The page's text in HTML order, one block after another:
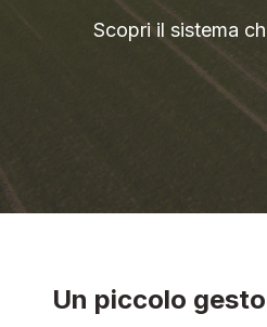
Scopri il sistema
Un piccolo